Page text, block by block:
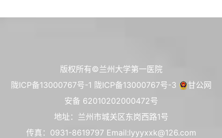
版权所有©兰州大学第一医院
陇ICP备13000767号-1 陇ICP备13000767号-3
甘公网
安备 62010202000472号
地址：兰州市城关区东岗西路1号
传真：0931-8619797 Email:lyyyxxk@126.com